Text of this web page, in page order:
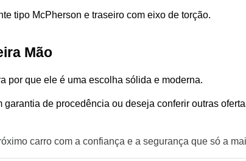
tipo McPherson e traseiro com eixo de torção.
Mão
por que ele é uma escolha sólida e moderna.
de procedência ou deseja conferir outras
carro com a confiança e a segurança que só a